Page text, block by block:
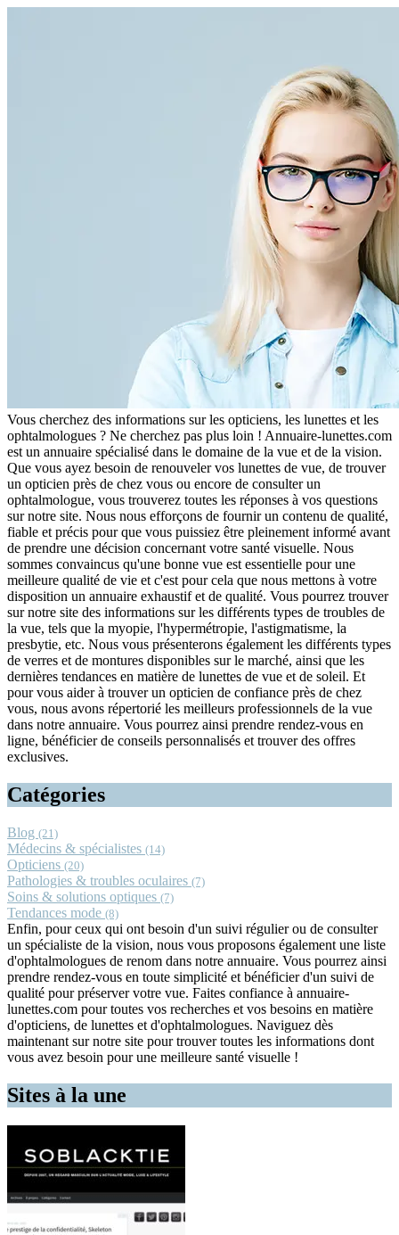
Vous cherchez des informations sur les opticiens, les lunettes et les
ophtalmologues ? Ne cherchez pas plus loin ! Annuaire-lunettes.com
est un annuaire spécialisé dans le domaine de la vue et de la vision.
Que vous ayez besoin de renouveler vos lunettes de vue, de trouver
un opticien près de chez vous ou encore de consulter un
ophtalmologue, vous trouverez toutes les réponses à vos questions
sur notre site. Nous nous efforçons de fournir un contenu de qualité,
fiable et précis pour que vous puissiez être pleinement informé avant
de prendre une décision concernant votre santé visuelle. Nous
sommes convaincus qu'une bonne vue est essentielle pour une
meilleure qualité de vie et c'est pour cela que nous mettons à votre
disposition un annuaire exhaustif et de qualité. Vous pourrez trouver
sur notre site des informations sur les différents types de troubles de
la vue, tels que la myopie, l'hypermétropie, l'astigmatisme, la
presbytie, etc. Nous vous présenterons également les différents types
de verres et de montures disponibles sur le marché, ainsi que les
dernières tendances en matière de lunettes de vue et de soleil. Et
pour vous aider à trouver un opticien de confiance près de chez
vous, nous avons répertorié les meilleurs professionnels de la vue
dans notre annuaire. Vous pourrez ainsi prendre rendez-vous en
ligne, bénéficier de conseils personnalisés et trouver des offres
exclusives.
Catégories
Blog (21)
Médecins & spécialistes (14)
Opticiens (20)
Pathologies & troubles oculaires (7)
Soins & solutions optiques (7)
Tendances mode (8)
Enfin, pour ceux qui ont besoin d'un suivi régulier ou de consulter
un spécialiste de la vision, nous vous proposons également une liste
d'ophtalmologues de renom dans notre annuaire. Vous pourrez ainsi
prendre rendez-vous en toute simplicité et bénéficier d'un suivi de
qualité pour préserver votre vue. Faites confiance à annuaire-
lunettes.com pour toutes vos recherches et vos besoins en matière
d'opticiens, de lunettes et d'ophtalmologues. Naviguez dès
maintenant sur notre site pour trouver toutes les informations dont
vous avez besoin pour une meilleure santé visuelle !
Sites à la une